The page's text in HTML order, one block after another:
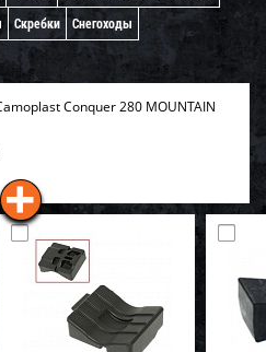
Скребки
Снегоходы
Conquer 280 MOUNTAIN